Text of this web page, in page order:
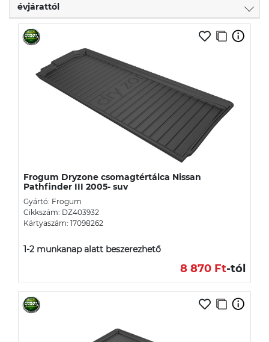
évjárattól
Frogum Dryzone csomagtértálca Nissan
Pathfinder III 2005- suv
Gyártó: Frogum
Cikkszám: DZ403932
Kártyaszám: 17098262
1-2 munkanap alatt beszerezhető
8 870 Ft-tól